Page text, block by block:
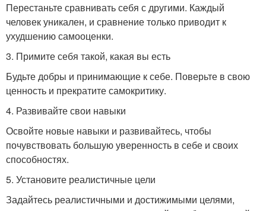
Перестаньте сравнивать себя с другими. Каждый
человек уникален, и сравнение только приводит к
ухудшению самооценки.
3. Примите себя такой, какая вы есть
Будьте добры и принимающие к себе. Поверьте в свою
ценность и прекратите самокритику.
4. Развивайте свои навыки
Освойте новые навыки и развивайтесь, чтобы
почувствовать большую уверенность в себе и своих
способностях.
5. Установите реалистичные цели
Задайтесь реалистичными и достижимыми целями,